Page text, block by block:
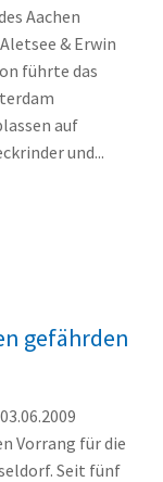
Aachen
& Erwin
führte das
auf
und...
gefährden
Vorrang für die
Seit fünf